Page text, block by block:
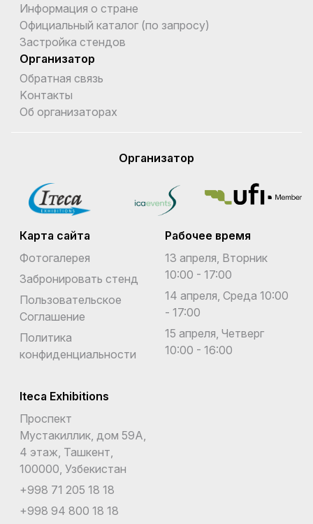
Информация о стране
Официальный каталог (по запросу)
Застройка стендов
Организатор
Обратная связь
Kонтакты
Об организаторах
Организатор
Карта сайта
Фотогалерея
Забронировать стенд
Пользовательское
Соглашение
Политика
конфиденциальности
Рабочее время
13 апреля, Вторник
10:00 - 17:00
14 апреля, Среда 10:00
- 17:00
15 апреля, Четверг
10:00 - 16:00
Iteca Exhibitions
Проспект
Мустакиллик, дом 59А,
4 этаж, Ташкент,
100000, Узбекистан
+998 71 205 18 18
+998 94 800 18 18